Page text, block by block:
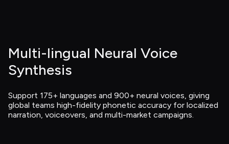
Multi-lingual Neural Voice
Synthesis
Support 175+ languages and 900+ neural voices, giving
global teams high-fidelity phonetic accuracy for localized
narration, voiceovers, and multi-market campaigns.